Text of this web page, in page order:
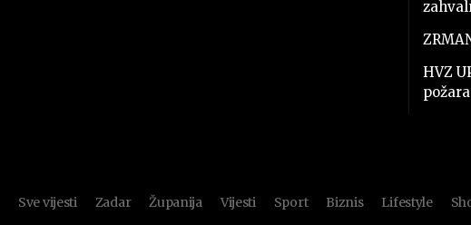
HVZ
Sve vijesti Zadar Županija Vijesti Sport Biznis Lifestyle